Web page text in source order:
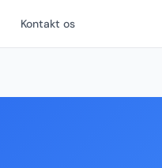
Kontakt os